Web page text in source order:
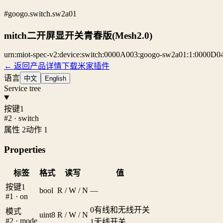
#googo.switch.sw2a01
mitch二开屏显开关青春版(Mesh2.0)
urn:miot-spec-v2:device:switch:0000A003:googo-
← 返回产品详情下载米家插件
语言 中文 English
Service tree
按键1
#2 · switch
属性 2动作 1
Properties
标签 格式 读写
值
按键1
#1 · on
bool R / W / N —
模式
#2 · mode
uint8 R / W / N
0有线和无线开关